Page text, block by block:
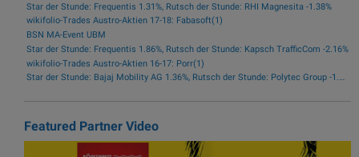
Star der Stunde: Frequentis 1.31%, Rutsch der Stunde: RHI Magnesita -1.38%
wikifolio-Trades Austro-Aktien 17-18: Fabasoft(1)
BSN MA-Event UBM
Star der Stunde: Frequentis 1.86%, Rutsch der Stunde: Kapsch TrafficCom -2.16%
wikifolio-Trades Austro-Aktien 16-17: Porr(1)
Star der Stunde: Bajaj Mobility AG 1.36%, Rutsch der Stunde: Polytec Group -1.81%
Featured Partner Video